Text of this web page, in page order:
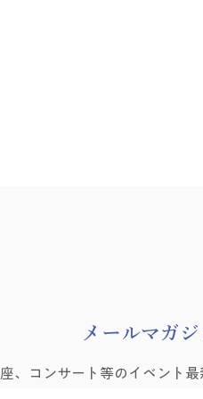
困難の乗り越え
メールマガ
、コンサート等のイベント